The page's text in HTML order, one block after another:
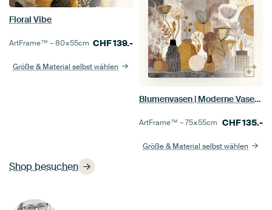
Shop besuchen
Floral Vibe
ArtFrame™ –80×55cm CHF139.-
Größe & Material selbst wählen
Blumenvasen | Moderne Vasen und Blumen
ArtFrame™ –75×55cm CHF135.-
Größe & Material selbst wählen